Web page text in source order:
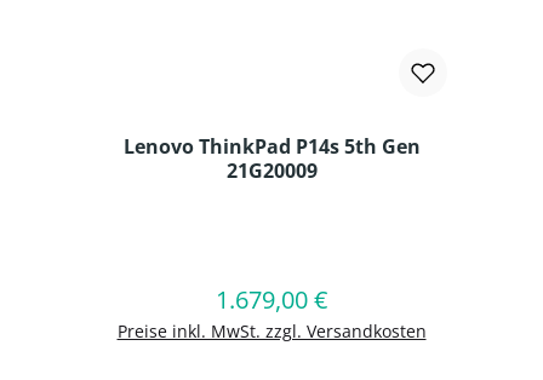
Lenovo ThinkPad P14s 5th Gen
21G20009
Regulärer Preis:
1.679,00 €
Preise inkl. MwSt. zzgl. Versandkosten
In den Warenkorb